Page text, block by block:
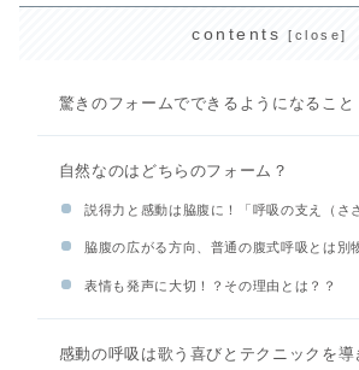
contents
驚きのフォームでできるようになること
自然なのはどちらのフォーム？
説得力と感動は脇腹に！「呼吸の支え（さ
脇腹の広がる方向、普通の腹式呼吸とは別
表情も発声に大切！？その理由とは？？
感動の呼吸は歌う喜びとテクニックを導